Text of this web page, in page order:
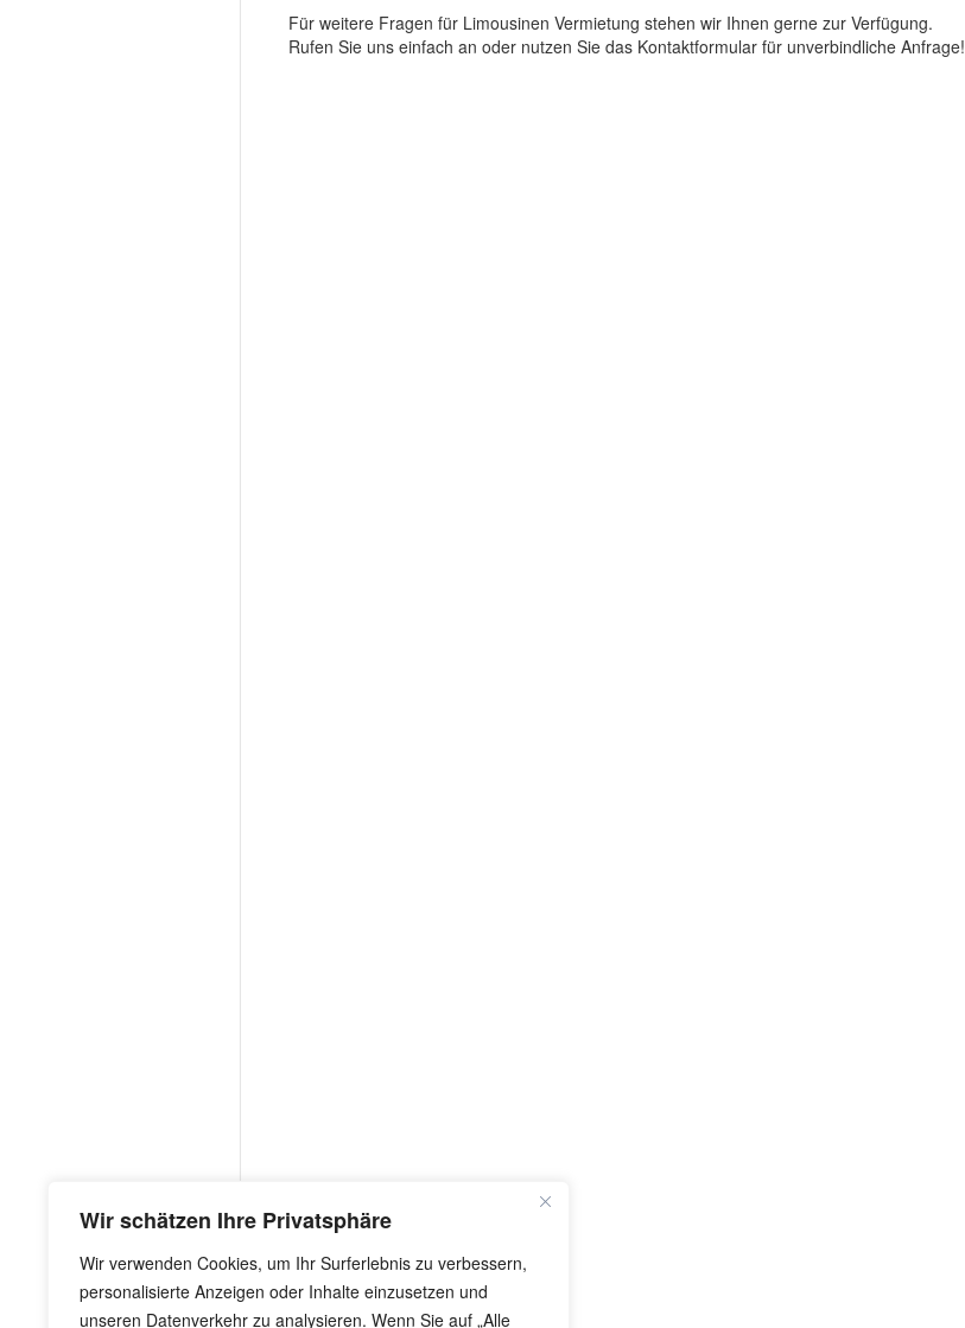
Wir schätzen Ihre Privatsphäre
Wir verwenden Cookies, um Ihr Surferlebnis zu verbessern,
personalisierte Anzeigen oder Inhalte einzusetzen und
unseren Datenverkehr zu analysieren. Wenn Sie auf „Alle
Für weitere Fragen für Limousinen Vermietung stehen wir Ihnen gerne zur Verfügung.
Rufen Sie uns einfach an oder nutzen Sie das Kontaktformular für unverbindliche Anfrage!